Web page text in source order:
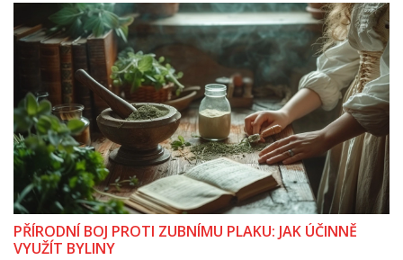
PŘÍRODNÍ BOJ PROTI ZUBNÍMU PLAKU: JAK ÚČINNĚ
VYUŽÍT BYLINY